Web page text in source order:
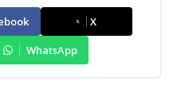
X
WhatsApp